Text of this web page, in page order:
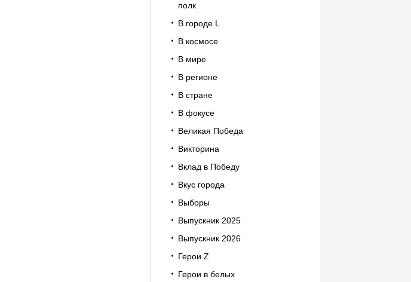
полк
В городе L
В космосе
В мире
В регионе
В стране
В фокусе
Великая Победа
Викторина
Вклад в Победу
Вкус города
Выборы
Выпускник 2025
Выпускник 2026
Герои Z
Герои в белых